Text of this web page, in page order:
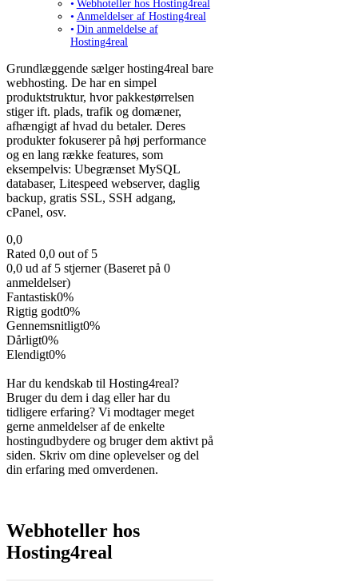
Webhoteller hos Hosting4real
Anmeldelser af Hosting4real
Din anmeldelse af
Hosting4real
Grundlæggende sælger hosting4real bare
webhosting. De har en simpel
produktstruktur, hvor pakkestørrelsen
stiger ift. plads, trafik og domæner,
afhængigt af hvad du betaler. Deres
produkter fokuserer på høj performance
og en lang række features, som
eksempelvis: Ubegrænset MySQL
databaser, Litespeed webserver, daglig
backup, gratis SSL, SSH adgang,
cPanel, osv.
0,0
Rated 0,0 out of 5
0,0 ud af 5 stjerner (Baseret på 0
anmeldelser)
Fantastisk0%
Rigtig godt0%
Gennemsnitligt0%
Dårligt0%
Elendigt0%
Har du kendskab til Hosting4real?
Bruger du dem i dag eller har du
tidligere erfaring? Vi modtager meget
gerne anmeldelser af de enkelte
hostingudbydere og bruger dem aktivt på
siden. Skriv om dine oplevelser og del
din erfaring med omverdenen.
Webhoteller hos
Hosting4real